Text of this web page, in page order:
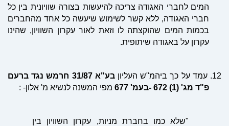
המים לחברי האגודה צריכה להיעשות בצורה שוויונית בין כל
חברי האגודה, ללא קשר לשימוש שיעשה כל אחד מהחברים
בכמות המים שהוקצתה לו וזאת לאור עקרון השוויון, שהינו
עקרון על באגודה שיתופית.
12. עמד על כך ביהמ"ש העליון
בע"א 31/87 חרמש נגד ברעם
פ"ד מג' (1) 672 -בעמ' 677
מפי המשנה לנשיא מ' אלון- :
"שלא כמו בחברת מניות, עקרון השוויון בין